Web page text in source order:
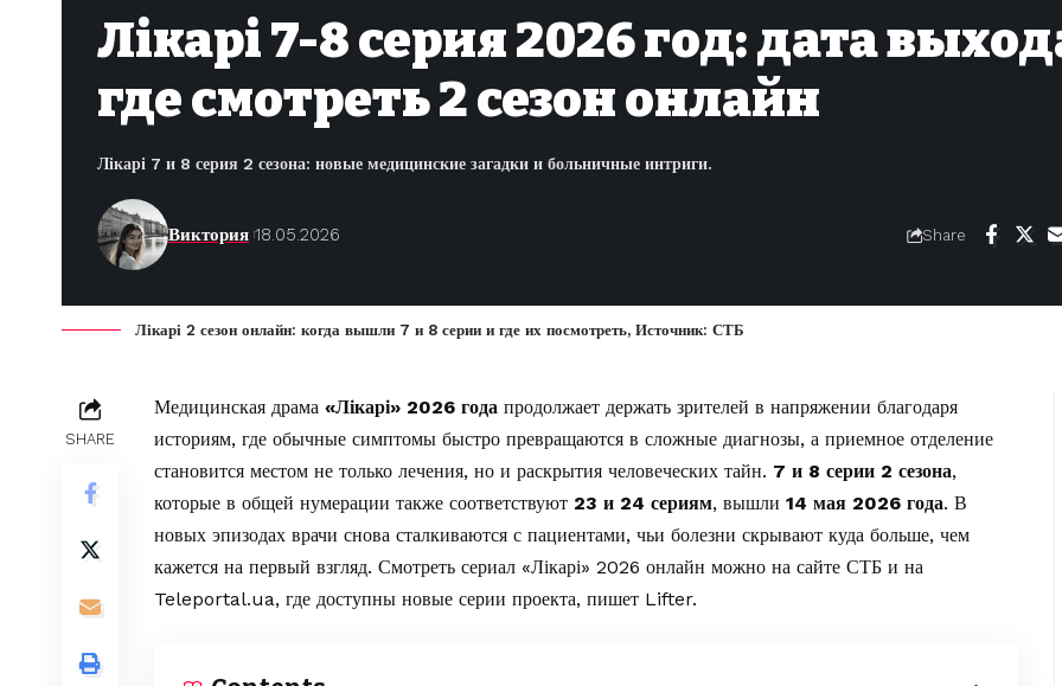
Лікарі 7-8 серия 2026 год: дата
где смотреть 2 сезон онлайн
Лікарі 7 и 8 серия 2 сезона: новые медицинские загадки и больничные интриги.
Виктория 18.05.2026 Share
Лікарі 2 сезон онлайн: когда вышли 7 и 8 серии и где их посмотреть, Источник: СТБ
SHARE
Медицинская драма «Лікарі» 2026 года продолжает держать зрителей в напряжении благодаря
историям, где обычные симптомы быстро превращаются в сложные диагнозы, а приемное отделение
становится местом не только лечения, но и раскрытия человеческих тайн. 7 и 8 серии 2 сезона,
которые в общей нумерации также соответствуют 23 и 24 сериям, вышли 14 мая 2026 года. В
новых эпизодах врачи снова сталкиваются с пациентами, чьи болезни скрывают куда больше, чем
кажется на первый взгляд. Смотреть сериал «Лікарі» 2026 онлайн можно на сайте СТБ и на
Teleportal.ua, где доступны новые серии проекта, пишет Lifter.